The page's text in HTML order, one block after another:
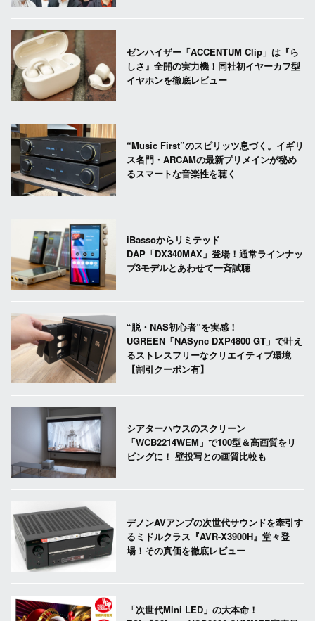
ゼンハイザー「ACCENTUM Clip」は『ら
しさ』全開の実力機！同社初イヤーカフ型
イヤホンを徹底レビュー
“Music First”のスピリッツ息づく。イギリ
ス名門・ARCAMの最新プリメインが秘め
るスマートな音楽性を聴く
iBassoからリミテッド
DAP「DX340MAX」登場！通常ラインナッ
プ3モデルとあわせて一斉試聴
“脱・NAS初心者”を実感！
UGREEN「NASync DXP4800 GT」で叶え
るストレスフリーなクリエイティブ環境
【割引クーポン有】
シアターハウスのスクリーン
「WCB2214WEM」で100型＆高画質をリ
ビングに！ 壁投写との画質比較も
デノンAVアンプの次世代サウンドを牽引す
るミドルクラス『AVR-X3900H』堂々登
場！その真価を徹底レビュー
「次世代Mini LED」の大本命！